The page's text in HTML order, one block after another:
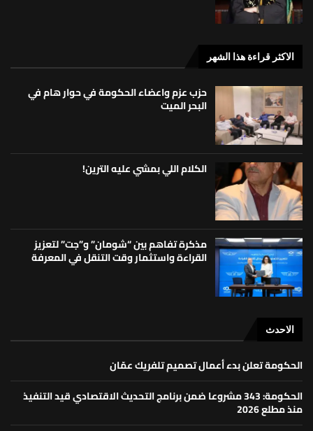
الاكثر قراءة هذا الشهر
حزب عزم واعضاء الحكومة في حوار هام في
البحر الميت
الكلام اللي بمشي عليه الترين!
مذكرة تفاهم بين “شومان” و”جت” لتعزيز
القراءة واستثمار وقت التنقل في المعرفة
الاحدث
الحكومة تعلن بدء أعمال تصميم تلفريك عمّان
الحكومة: 343 مشروعا ضمن برنامج التحديث الاقتصادي قيد التنفيذ
منذ مطلع 2026